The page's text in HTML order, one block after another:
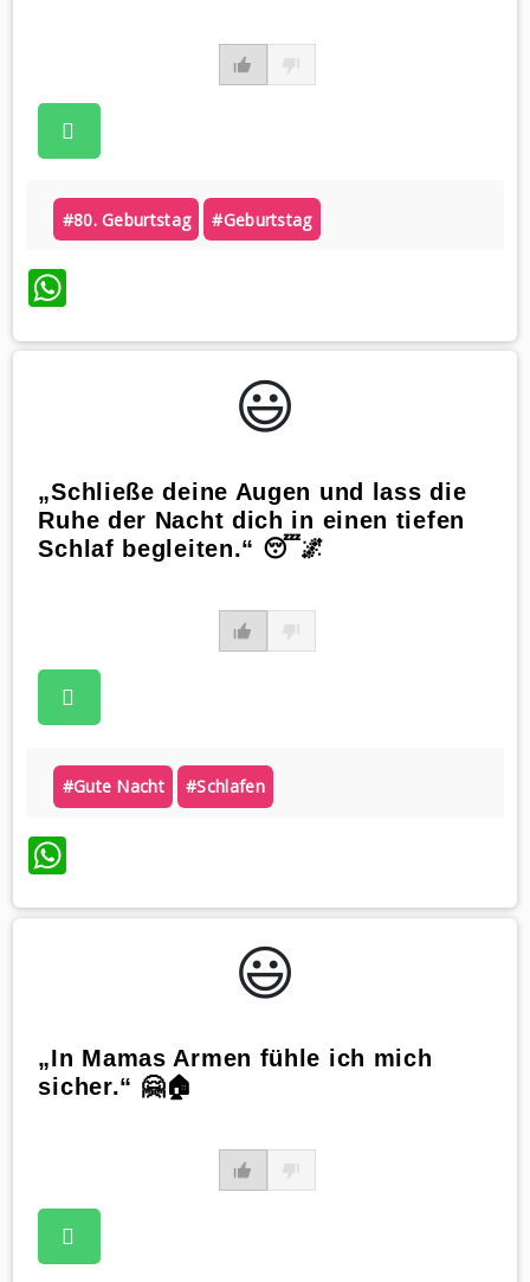
#80. Geburtstag #geburtstag
WhatsApp
😃️
„Schließe deine Augen und lass die
Ruhe der Nacht dich in einen tiefen
Schlaf begleiten.“ 😴🌌
#gute Nacht #schlafen
WhatsApp
😃️
„In Mamas Armen fühle ich mich
sicher.“ 🤗🏠